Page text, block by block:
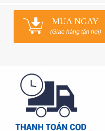
MUA NGAY
(Giao hàng tận nơi)